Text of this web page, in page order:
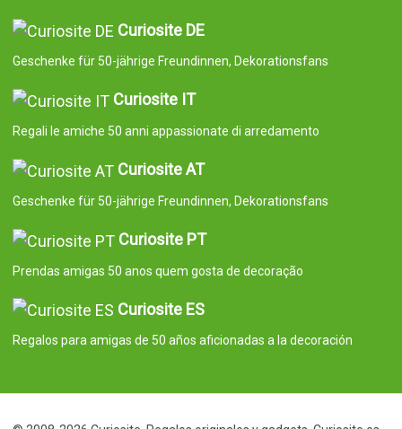
Curiosite DE
Geschenke für 50-jährige Freundinnen, Dekorationsfans
Curiosite IT
Regali le amiche 50 anni appassionate di arredamento
Curiosite AT
Geschenke für 50-jährige Freundinnen, Dekorationsfans
Curiosite PT
Prendas amigas 50 anos quem gosta de decoração
Curiosite ES
Regalos para amigas de 50 años aficionadas a la decoración